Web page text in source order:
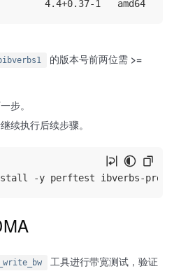
的版本号前两位需 >=
步。
继续执行后续步骤。
工具进行带宽测试，验证